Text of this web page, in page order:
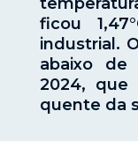
ficou
industrial.
abaixo de
2024, que
quente da